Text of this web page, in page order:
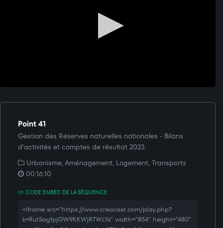
Point 41
Gestion des Réserves naturelles nationales - Bilans
d'activités et comptes de résultat 2023.
Urbanisme, Aménagement, Logement, Transports
00:16:10
CODE EMBED DE LA SÉQUENCE
<iframe src="https://www.creacast.com/play.php?
k=RutSagfpjGW9KKWjRTWLYs" width="854" height="480"